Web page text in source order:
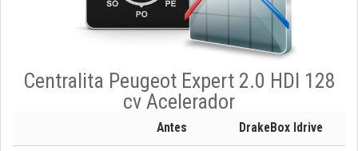
Centralita Peugeot Expert 2.0 HDI 128
cv Acelerador
Antes DrakeBox Idrive